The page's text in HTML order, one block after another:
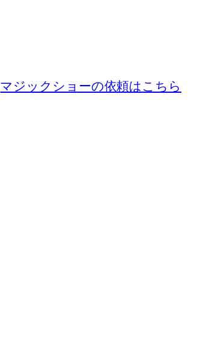
マジックショーの依頼はこちら